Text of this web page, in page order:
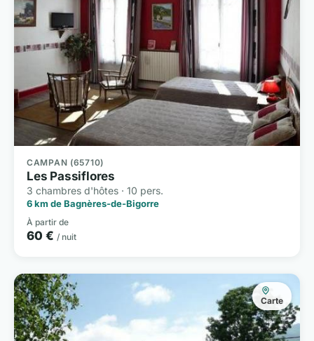
CAMPAN (65710)
Les Passiflores
3 chambres d'hôtes · 10 pers.
6 km de Bagnères-de-Bigorre
À partir de
60 € / nuit
Carte